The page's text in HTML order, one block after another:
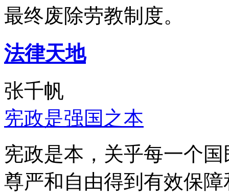
最终废除劳教制度。
法律天地
张千帆
宪政是强国之本
宪政是本，关乎每一个
尊严和自由得到有效保